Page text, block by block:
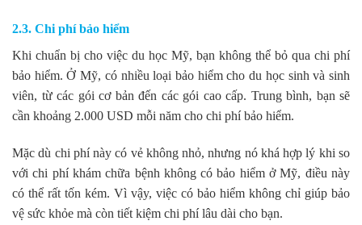
2.3. Chi phí bảo hiểm
Khi chuẩn bị cho việc du học Mỹ, bạn không thể bỏ qua chi phí
bảo hiểm. Ở Mỹ, có nhiều loại bảo hiểm cho du học sinh và sinh
viên, từ các gói cơ bản đến các gói cao cấp. Trung bình, bạn sẽ
cần khoảng 2.000 USD mỗi năm cho chi phí bảo hiểm.
Mặc dù chi phí này có vẻ không nhỏ, nhưng nó khá hợp lý khi so
với chi phí khám chữa bệnh không có bảo hiểm ở Mỹ, điều này
có thể rất tốn kém. Vì vậy, việc có bảo hiểm không chỉ giúp bảo
vệ sức khỏe mà còn tiết kiệm chi phí lâu dài cho bạn.